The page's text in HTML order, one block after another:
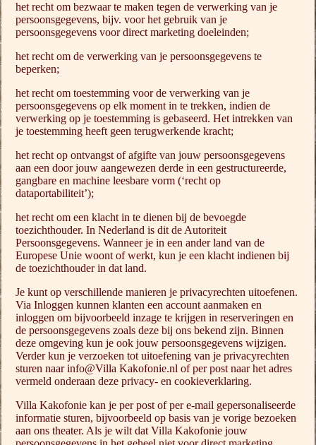
het recht om bezwaar te maken tegen de verwerking van je
persoonsgegevens, bijv. voor het gebruik van je
persoonsgegevens voor direct marketing doeleinden;
het recht om de verwerking van je persoonsgegevens te
beperken;
het recht om toestemming voor de verwerking van je
persoonsgegevens op elk moment in te trekken, indien de
verwerking op je toestemming is gebaseerd. Het intrekken van
je toestemming heeft geen terugwerkende kracht;
het recht op ontvangst of afgifte van jouw persoonsgegevens
aan een door jouw aangewezen derde in een gestructureerde,
gangbare en machine leesbare vorm (‘recht op
dataportabiliteit’);
het recht om een klacht in te dienen bij de bevoegde
toezichthouder. In Nederland is dit de Autoriteit
Persoonsgegevens. Wanneer je in een ander land van de
Europese Unie woont of werkt, kun je een klacht indienen bij
de toezichthouder in dat land.
Je kunt op verschillende manieren je privacyrechten uitoefenen.
Via Inloggen kunnen klanten een account aanmaken en
inloggen om bijvoorbeeld inzage te krijgen in reserveringen en
de persoonsgegevens zoals deze bij ons bekend zijn. Binnen
deze omgeving kun je ook jouw persoonsgegevens wijzigen.
Verder kun je verzoeken tot uitoefening van je privacyrechten
sturen naar info@Villa Kakofonie.nl of per post naar het adres
vermeld onderaan deze privacy- en cookieverklaring.
Villa Kakofonie kan je per post of per e-mail gepersonaliseerde
informatie sturen, bijvoorbeeld op basis van je vorige bezoeken
aan ons theater. Als je wilt dat Villa Kakofonie jouw